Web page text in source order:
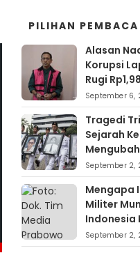
PILIHAN PEMBACA
Alasan
Korupsi
Rugi
September 6,
Tragedi
Sejarah
Indonesia
September 2,
Mengapa
Militer
Indonesia
September 2,